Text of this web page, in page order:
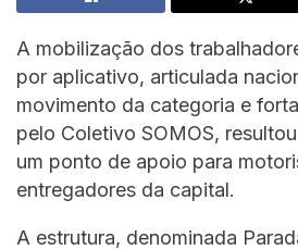
A mobilização dos
por aplicativo, articulada
movimento da categoria e
pelo Coletivo SOMOS,
um ponto de apoio para
entregadores da capital.
A estrutura, denominada